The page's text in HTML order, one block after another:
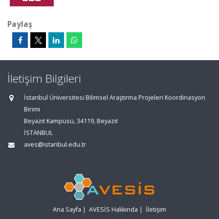
Paylaş
İletişim Bilgileri
İstanbul Üniversitesi Bilimsel Araştırma Projeleri Koordinasyon
Birimi
Beyazıt Kampüsü, 34119, Beyazıt
İSTANBUL
aves@istanbul.edu.tr
Ana Sayfa | AVESİS Hakkında | İletişim